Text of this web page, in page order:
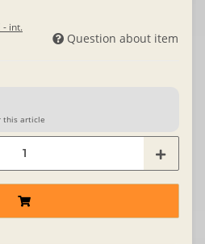
- int.
Question about item
this article